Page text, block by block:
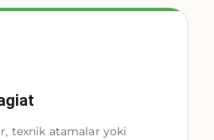
texnik atamalar yoki